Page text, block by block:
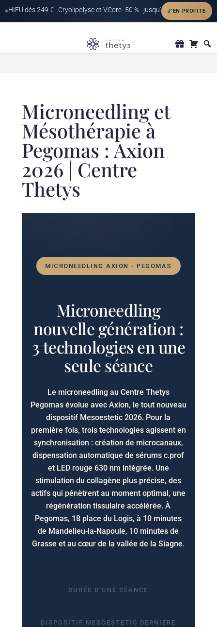
Microneedling et
Mésothérapie à
Pegomas : Axion
2026 | Centre
Thetys
MICRONEEDLING AXION · PEGOMAS
Microneedling
nouvelle génération :
3 technologies en une
seule séance
Le microneedling au Centre Thetys
Pegomas évolue avec Axion, le tout nouveau
dispositif Mesoestetic 2026. Pour la
première fois, trois technologies agissent en
synchronisation : création de microcanaux,
dispensation automatique de sérums c.prof
et LED rouge 630 nm intégrée. Une
stimulation du collagène plus précise, des
actifs qui pénètrent au moment optimal, une
régénération tissulaire accélérée. À
Pegomas, 18 place du Logis, à 10 minutes
de Mandelieu-la-Napoule, 10 minutes de
Grasse et au cœur de la vallée de la Siagne.
DURÉE D’UNE SÉANCE
DISPOSITIF MESOESTETIC DERNIÈRE